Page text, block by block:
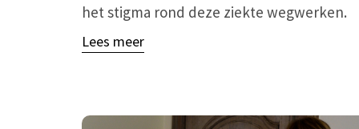
het stigma rond deze ziekte wegwerken.
Lees meer